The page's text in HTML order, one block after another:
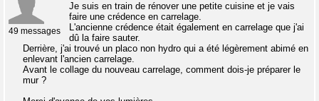
49 messages
Je suis en train de rénover une petite cuisine et je vais
faire une crédence en carrelage.
L'ancienne crédence était également en carrelage que j'ai
dû la faire sauter.
Derrière, j'ai trouvé un placo non hydro qui a été légèrement abimé en
enlevant l'ancien carrelage.
Avant le collage du nouveau carrelage, comment dois-je préparer le
mur ?